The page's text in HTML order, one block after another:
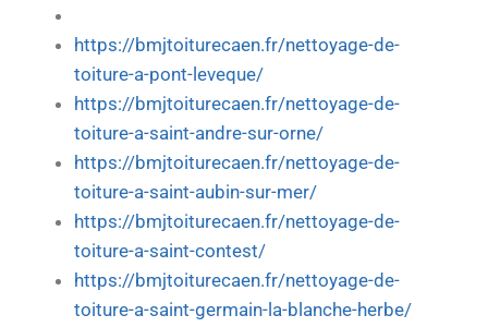
https://bmjtoiturecaen.fr/nettoyage-de-
toiture-a-pont-leveque/
https://bmjtoiturecaen.fr/nettoyage-de-
toiture-a-saint-andre-sur-orne/
https://bmjtoiturecaen.fr/nettoyage-de-
toiture-a-saint-aubin-sur-mer/
https://bmjtoiturecaen.fr/nettoyage-de-
toiture-a-saint-contest/
https://bmjtoiturecaen.fr/nettoyage-de-
toiture-a-saint-germain-la-blanche-herbe/